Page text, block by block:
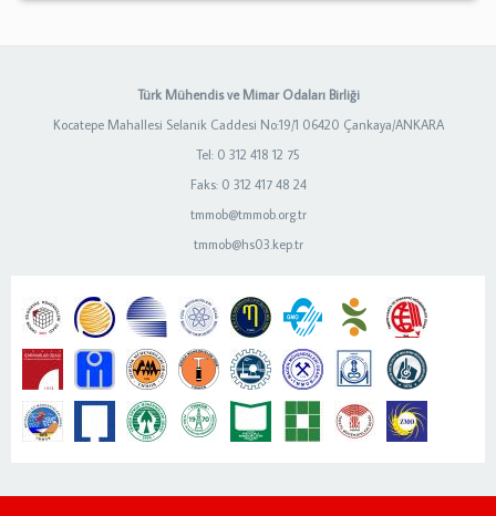
Türk Mühendis ve Mimar Odaları Birliği
Kocatepe Mahallesi Selanik Caddesi No:19/1 06420 Çankaya/ANKARA
Tel: 0 312 418 12 75
Faks: 0 312 417 48 24
tmmob@tmmob.org.tr
tmmob@hs03.kep.tr